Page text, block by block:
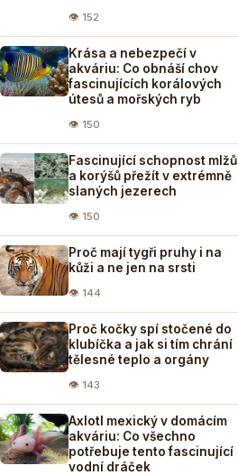
👁 152
Krása a nebezpečí v
akváriu: Co obnáší chov
fascinujících korálových
útesů a mořských ryb
👁 150
Fascinující schopnost mlžů
a korýšů přežít v extrémně
slaných jezerech
👁 150
Proč mají tygři pruhy i na
kůži a ne jen na srsti
👁 144
Proč kočky spí stočené do
klubíčka a jak si tím chrání
tělesné teplo a orgány
👁 143
Axlotl mexický v domácím
akváriu: Co všechno
potřebuje tento fascinující
vodní dráček